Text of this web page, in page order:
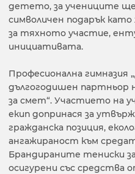
детето, за учениците
символичен подарък
за тяхното участие,
инициативата.
Професионална гимназия
дългогодишен партньор
за смет“. Участието на
екип допринася за
гражданска позиция,
ангажираност към
Брандираните тениски
осигурени със средства